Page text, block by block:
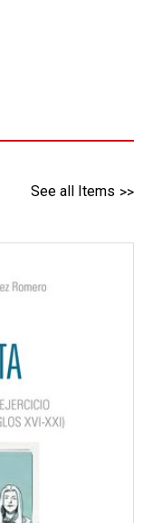
See all Items